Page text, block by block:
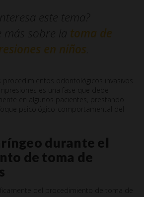
este tema?
más sobre la toma de
en niños.
procedimientos odontológicos invasivos
es una fase que debe
en algunos pacientes, prestando
psicológico-comportamental del
durante el
de toma de
del procedimiento de toma de